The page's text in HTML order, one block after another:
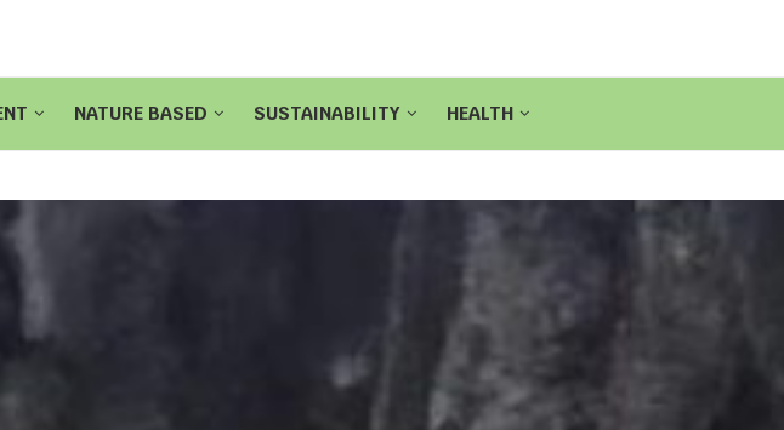
NATURE BASED SUSTAINABILITY HEALTH